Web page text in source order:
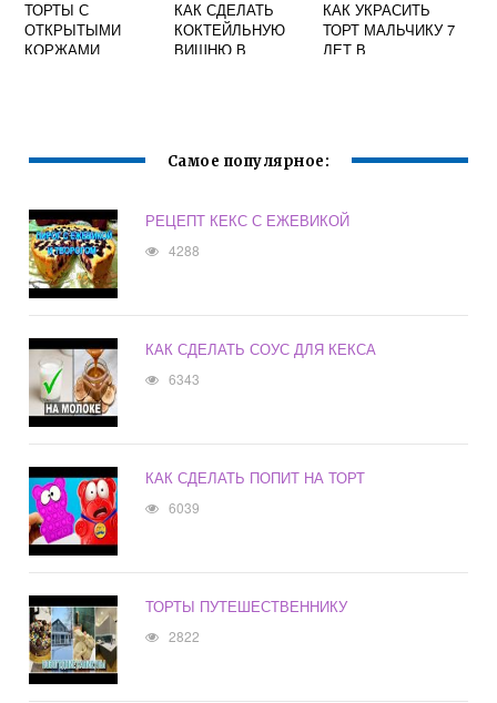
ТОРТЫ С
ОТКРЫТЫМИ
КОРЖАМИ
КАК СДЕЛАТЬ
КОКТЕЙЛЬНУЮ
ВИШНЮ В
КАК УКРАСИТЬ
ТОРТ МАЛЬЧИКУ 7
ЛЕТ В
Самое популярное:
РЕЦЕПТ КЕКС С ЕЖЕВИКОЙ
4288
КАК СДЕЛАТЬ СОУС ДЛЯ КЕКСА
6343
КАК СДЕЛАТЬ ПОПИТ НА ТОРТ
6039
ТОРТЫ ПУТЕШЕСТВЕННИКУ
2822